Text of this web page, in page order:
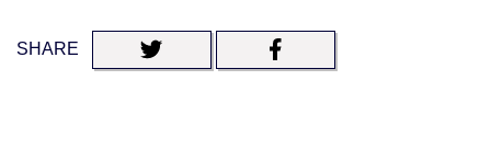
SHARE